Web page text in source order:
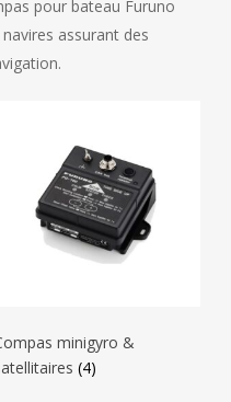
pour bateau Furuno
assurant des
minigyro &
(4)